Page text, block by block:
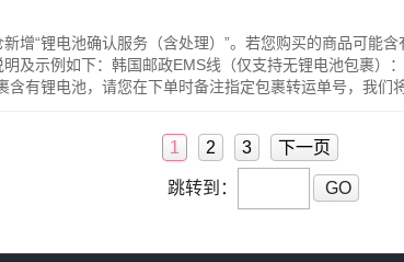
增“锂电池确认服务（含处理）”。若您购买的商品可能
及示例如下：韩国邮政EMS线（仅支持无锂电池包裹
有锂电池，请您在下单时备注指定包裹转运单号，我
1 2 3 下一页
跳转到： GO